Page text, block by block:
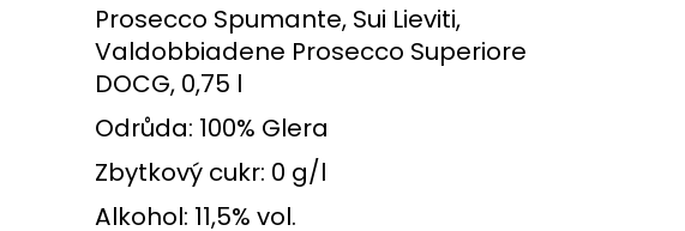
Prosecco Spumante, Sui Lieviti,
Valdobbiadene Prosecco Superiore
DOCG, 0,75 l
Odrůda: 100% Glera
Zbytkový cukr: 0 g/l
Alkohol: 11,5% vol.